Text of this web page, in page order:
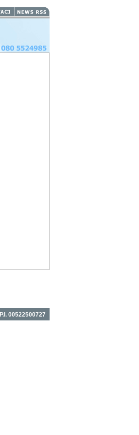
P.I. 00522500727